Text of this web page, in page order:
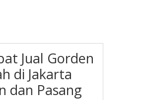
Jual Gorden
di Jakarta
dan Pasang